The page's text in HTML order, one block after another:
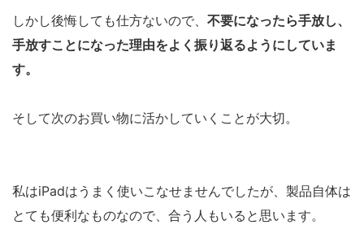
しかし後悔しても仕方ないので、 不要になったら手放し、
手放すことになった理由をよく振り返るようにしていま
す。
そして次のお買い物に活かしていくことが大切。
私はiPadはうまく使いこなせませんでしたが、製品自体は
とても便利なものなので、合う人もいると思います。